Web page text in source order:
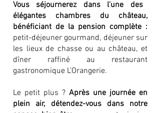
Vous séjournerez dans l'une des
élégantes chambres du château,
bénéficiant de la pension complète :
petit-déjeuner gourmand, déjeuner sur
les lieux de chasse ou au château, et
dîner raffiné au restaurant
gastronomique L’Orangerie.
Le petit plus ? Après une journée en
plein air, détendez-vous dans notre